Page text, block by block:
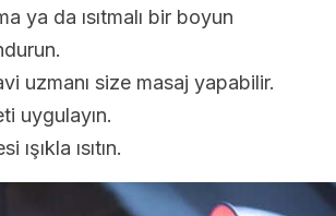
ya da ısıtmalı bir boyun
uzmanı size masaj yapabilir.
uygulayın.
ışıkla ısıtın.